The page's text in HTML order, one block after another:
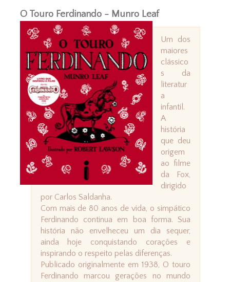
O Touro Ferdinando - Munro Leaf
Um dos
maiores
clássico
s da
literatur
a
infantil.
A
história
que deu
origem
ao filme
da Fox,
dirigido
por Carlos Saldanha.
Com mais de 80 anos de vida, o simpático
Ferdinando continua em boa forma. Sua
história não envelheceu um dia sequer,
ainda hoje conquistando corações e
inspirando o respeito pelas diferenças.
Publicado originalmente em 1938, O touro
Ferdinando marcou gerações no mundo